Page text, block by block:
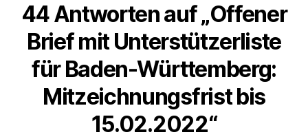
44 Antworten auf „Offener
Brief mit Unterstützerliste
für Baden-Württemberg:
Mitzeichnungsfrist bis
15.02.2022“